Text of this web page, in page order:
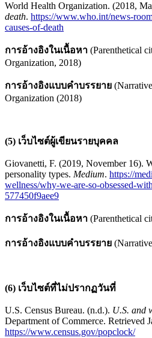
World Health Organization. (2018,
death. https://www.who.int/news-
causes-of-death
การอ้างอิงในเนื้อหา (Parenthetical
Organization, 2018)
การอ้างอิงแบบคำบรรยาย
Organization (2018)
(5) เว็บไซต์ผู้เขียนรายบุคคล
Giovanetti, F. (2019, November 16).
personality types. Medium. https://
wellness/why-we-are-so-obsessed-
577450f9aee9
การอ้างอิงในเนื้อหา (Parenthetical
การอ้างอิงแบบคำบรรยาย
(6) เว็บไซต์ที่ไม่ปรากฏวันที่
U.S. Census Bureau. (n.d.). U.S. and
Department of Commerce. Retrieved
https://www.census.gov/popclock/